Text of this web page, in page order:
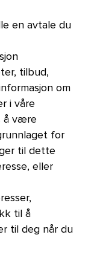
en avtale du
tilbud,
om
i våre
å være
for
til dette
eller
til å
til deg når du